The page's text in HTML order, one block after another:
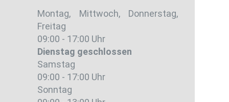
Montag, Mittwoch, Donnerstag,
Freitag
09:00 - 17:00 Uhr
Dienstag geschlossen
Samstag
09:00 - 17:00 Uhr
Sonntag